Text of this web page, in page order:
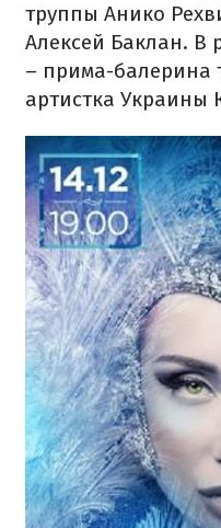
труппы Анико
Алексей Баклан. В
– прима-балерина
артистка